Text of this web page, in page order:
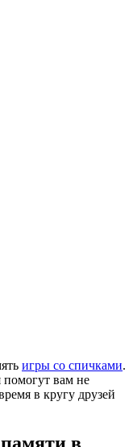
игры со спичками.
вам не
в кругу друзей